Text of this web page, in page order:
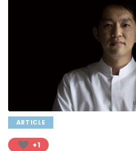
ARTICLE
+1